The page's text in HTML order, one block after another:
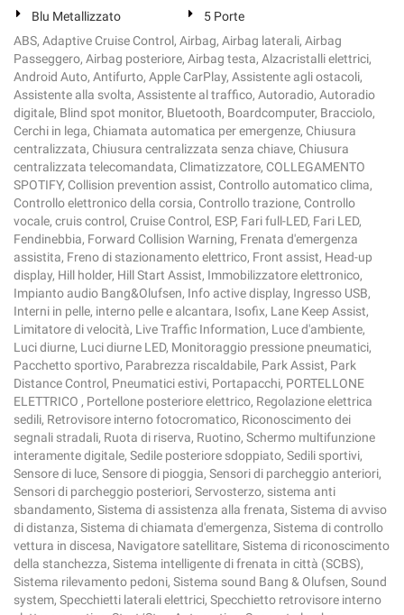
Blu Metallizzato
5 Porte
ABS, Adaptive Cruise Control, Airbag, Airbag laterali, Airbag
Passeggero, Airbag posteriore, Airbag testa, Alzacristalli elettrici,
Android Auto, Antifurto, Apple CarPlay, Assistente agli ostacoli,
Assistente alla svolta, Assistente al traffico, Autoradio, Autoradio
digitale, Blind spot monitor, Bluetooth, Boardcomputer, Bracciolo,
Cerchi in lega, Chiamata automatica per emergenze, Chiusura
centralizzata, Chiusura centralizzata senza chiave, Chiusura
centralizzata telecomandata, Climatizzatore, COLLEGAMENTO
SPOTIFY, Collision prevention assist, Controllo automatico clima,
Controllo elettronico della corsia, Controllo trazione, Controllo
vocale, cruis control, Cruise Control, ESP, Fari full-LED, Fari LED,
Fendinebbia, Forward Collision Warning, Frenata d'emergenza
assistita, Freno di stazionamento elettrico, Front assist, Head-up
display, Hill holder, Hill Start Assist, Immobilizzatore elettronico,
Impianto audio Bang&Olufsen, Info active display, Ingresso USB,
Interni in pelle, interno pelle e alcantara, Isofix, Lane Keep Assist,
Limitatore di velocità, Live Traffic Information, Luce d'ambiente,
Luci diurne, Luci diurne LED, Monitoraggio pressione pneumatici,
Pacchetto sportivo, Parabrezza riscaldabile, Park Assist, Park
Distance Control, Pneumatici estivi, Portapacchi, PORTELLONE
ELETTRICO , Portellone posteriore elettrico, Regolazione elettrica
sedili, Retrovisore interno fotocromatico, Riconoscimento dei
segnali stradali, Ruota di riserva, Ruotino, Schermo multifunzione
interamente digitale, Sedile posteriore sdoppiato, Sedili sportivi,
Sensore di luce, Sensore di pioggia, Sensori di parcheggio anteriori,
Sensori di parcheggio posteriori, Servosterzo, sistema anti
sbandamento, Sistema di assistenza alla frenata, Sistema di avviso
di distanza, Sistema di chiamata d'emergenza, Sistema di controllo
vettura in discesa, Navigatore satellitare, Sistema di riconoscimento
della stanchezza, Sistema intelligente di frenata in città (SCBS),
Sistema rilevamento pedoni, Sistema sound Bang & Olufsen, Sound
system, Specchietti laterali elettrici, Specchietto retrovisore interno